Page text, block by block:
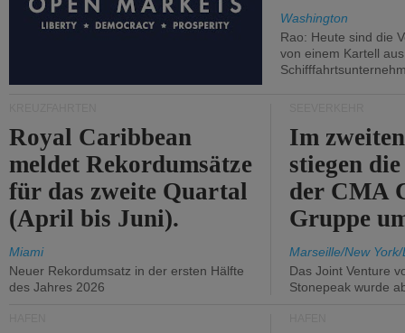
Washington
Rao: Heute sind die
von einem Kartell
Royal Caribbean
meldet Rekordumsätze
für das zweite Quartal
(April bis Juni).
Miami
Neuer Rekordumsatz in der ersten Hälfte
des Jahres 2026
Im
stiegen
der CMA
Gruppe
Marseille/New
Das Joint Venture
Stonepeak wurde